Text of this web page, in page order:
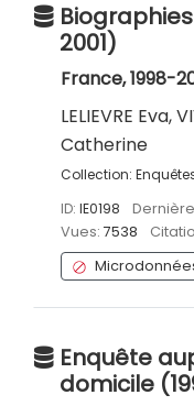
2001)
France, 1998-
LELIEVRE Eva,
Catherine
Collection:
ID: IE0198
Vues: 7538
Enquête
domicile